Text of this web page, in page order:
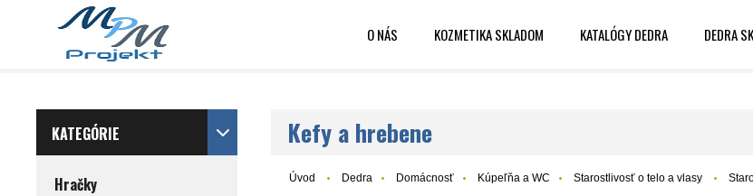
O NÁS KOZMETIKA SKLADOM KATALÓGY DEDRA DEDRA
KATEGÓRIE
Hračky
Kefy a hrebene
Úvod Dedra Domácnosť Kúpeľňa a WC Starostlivosť o telo a vlasy ️